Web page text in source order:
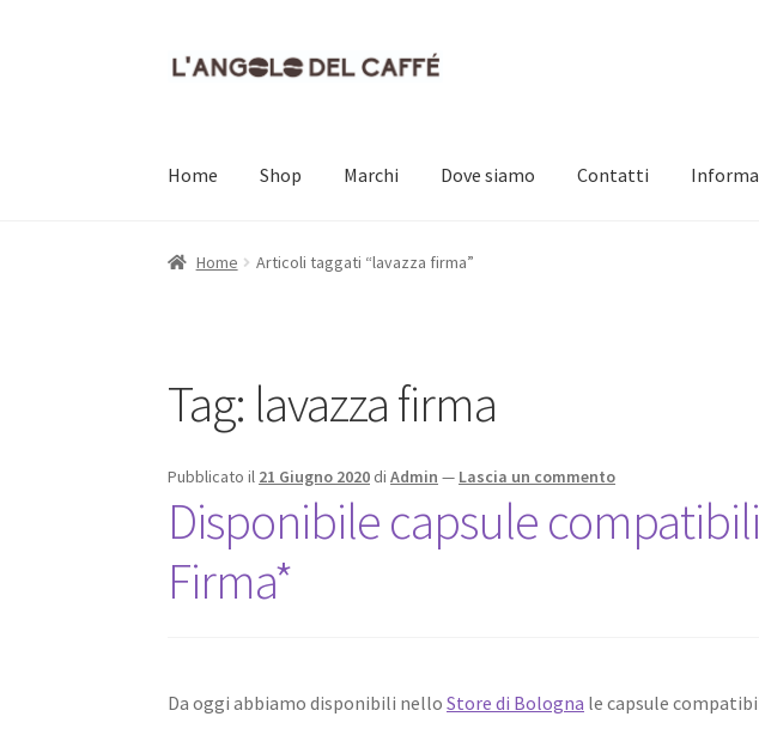
Vai
Vai
Home Shop Marchi Dove siamo Contatti
Home Carrello Cassa Contatti Dove siamo
Home Articoli taggati “lavazza firma”
Tag: lavazza firma
Pubblicato il 21 Giugno 2020 diAdmin — Lascia un commento
Disponibile capsule
Firma*
Da oggi abbiamo disponibili nelloStore di Bologna le capsule